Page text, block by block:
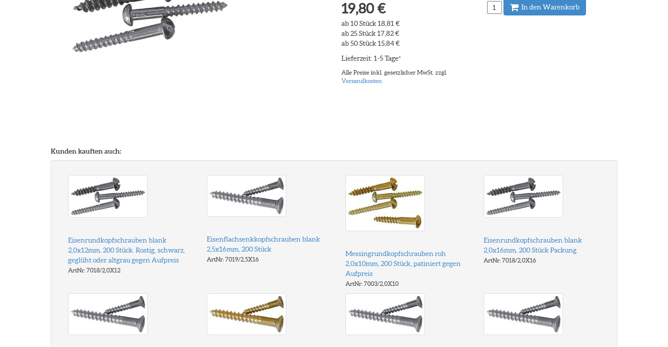
19,80 €
ab 10 Stück 18,81 €
ab 25 Stück 17,82 €
ab 50 Stück 15,84 €
Lieferzeit: 1-5 Tage*
Alle Preise inkl. gesetzlicher MwSt. zzgl.
Versandkosten
In den Warenkorb
Kunden kauften auch:
Eisenrundkopfschrauben blank
2,0x12mm, 200 Stück. Rostig, schwarz,
geglüht oder altgrau gegen Aufpreis
ArtNr: 7018/2,0X12
Eisenflachsenkkopfschrauben blank
2,5x16mm, 200 Stück
ArtNr: 7019/2,5X16
Messingrundkopfschrauben roh
2,0x10mm, 200 Stück, patiniert gegen
Aufpreis
ArtNr: 7003/2,0X10
Eisenrundkopfschrauben blank
2,0x16mm, 200 Stück Packung
ArtNr: 7018/2,0X16